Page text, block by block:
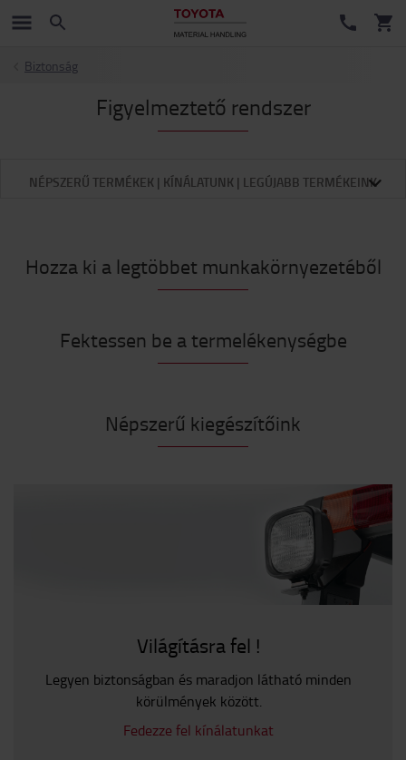
Biztonság
Figyelmeztető rendszer
NÉPSZERŰ TERMÉKEK | KÍNÁLATUNK | LEGÚJABB TERMÉKEINK
Hozza ki a legtöbbet munkakörnyezetéből
Fektessen be a termelékenységbe
Népszerű kiegészítőink
Világításra fel !
Legyen biztonságban és maradjon látható minden
körülmények között.
Fedezze fel kínálatunkat